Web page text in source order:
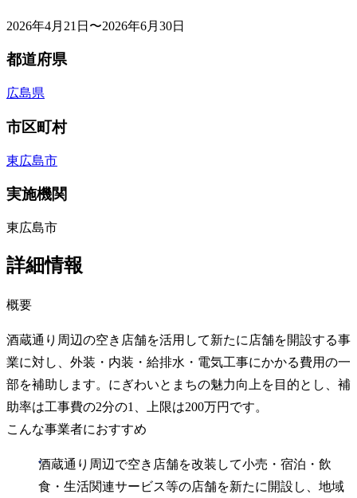
2026年4月21日〜2026年6月30日
都道府県
広島県
市区町村
東広島市
実施機関
東広島市
詳細情報
概要
酒蔵通り周辺の空き店舗を活用して新たに店舗を開設する事
業に対し、外装・内装・給排水・電気工事にかかる費用の一
部を補助します。にぎわいとまちの魅力向上を目的とし、補
助率は工事費の2分の1、上限は200万円です。
こんな事業者におすすめ
酒蔵通り周辺で空き店舗を改装して小売・宿泊・飲
食・生活関連サービス等の店舗を新たに開設し、地域